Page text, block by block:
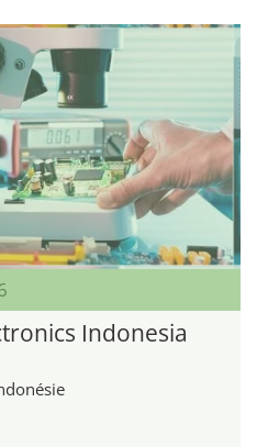
Indonesia